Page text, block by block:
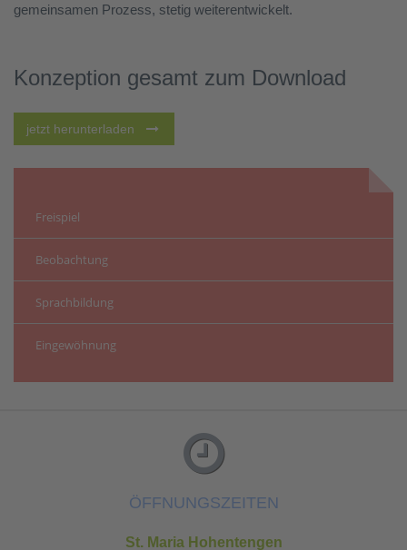
gemeinsamen Prozess, stetig weiterentwickelt.
Konzeption gesamt zum Download
jetzt herunterladen
Freispiel
Beobachtung
Sprachbildung
Eingewöhnung
ÖFFNUNGSZEITEN
St. Maria Hohentengen